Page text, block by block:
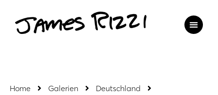
Home Galerien
Deutschland